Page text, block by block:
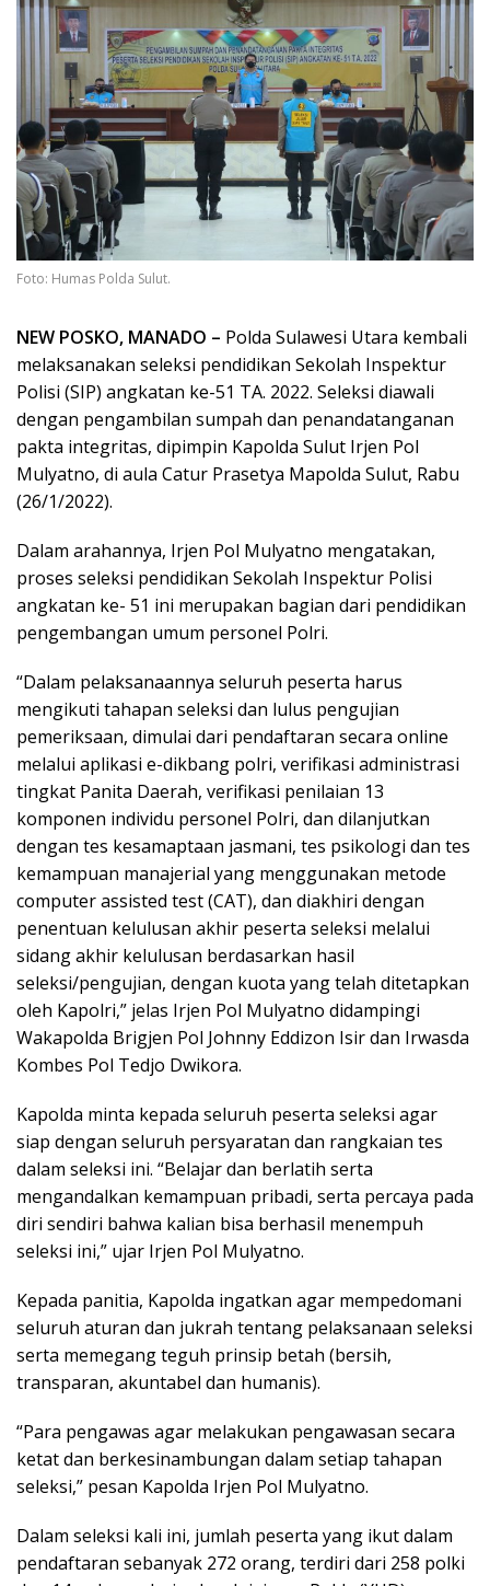
Foto: Humas Polda Sulut.
NEW POSKO, MANADO – Polda Sulawesi Utara kembali
melaksanakan seleksi pendidikan Sekolah Inspektur
Polisi (SIP) angkatan ke-51 TA. 2022. Seleksi diawali
dengan pengambilan sumpah dan penandatanganan
pakta integritas, dipimpin Kapolda Sulut Irjen Pol
Mulyatno, di aula Catur Prasetya Mapolda Sulut, Rabu
(26/1/2022).
Dalam arahannya, Irjen Pol Mulyatno mengatakan,
proses seleksi pendidikan Sekolah Inspektur Polisi
angkatan ke- 51 ini merupakan bagian dari pendidikan
pengembangan umum personel Polri.
“Dalam pelaksanaannya seluruh peserta harus
mengikuti tahapan seleksi dan lulus pengujian
pemeriksaan, dimulai dari pendaftaran secara online
melalui aplikasi e-dikbang polri, verifikasi administrasi
tingkat Panita Daerah, verifikasi penilaian 13
komponen individu personel Polri, dan dilanjutkan
dengan tes kesamaptaan jasmani, tes psikologi dan tes
kemampuan manajerial yang menggunakan metode
computer assisted test (CAT), dan diakhiri dengan
penentuan kelulusan akhir peserta seleksi melalui
sidang akhir kelulusan berdasarkan hasil
seleksi/pengujian, dengan kuota yang telah ditetapkan
oleh Kapolri,” jelas Irjen Pol Mulyatno didampingi
Wakapolda Brigjen Pol Johnny Eddizon Isir dan Irwasda
Kombes Pol Tedjo Dwikora.
Kapolda minta kepada seluruh peserta seleksi agar
siap dengan seluruh persyaratan dan rangkaian tes
dalam seleksi ini. “Belajar dan berlatih serta
mengandalkan kemampuan pribadi, serta percaya pada
diri sendiri bahwa kalian bisa berhasil menempuh
seleksi ini,” ujar Irjen Pol Mulyatno.
Kepada panitia, Kapolda ingatkan agar mempedomani
seluruh aturan dan jukrah tentang pelaksanaan seleksi
serta memegang teguh prinsip betah (bersih,
transparan, akuntabel dan humanis).
“Para pengawas agar melakukan pengawasan secara
ketat dan berkesinambungan dalam setiap tahapan
seleksi,” pesan Kapolda Irjen Pol Mulyatno.
Dalam seleksi kali ini, jumlah peserta yang ikut dalam
pendaftaran sebanyak 272 orang, terdiri dari 258 polki